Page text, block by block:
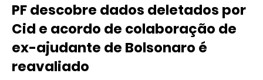
CRÍTICO
PF descobre dados deletados por
Cid e acordo de colaboração de
ex-ajudante de Bolsonaro é
reavaliado